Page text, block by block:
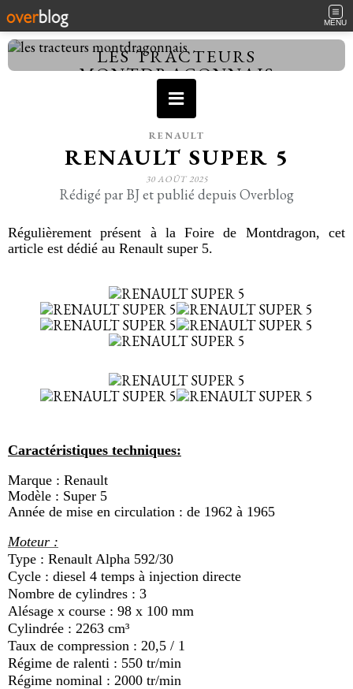
MENU
LES TRACTEURS
MONTDRAGONNAIS
RENAULT
RENAULT SUPER 5
30 AOÛT 2025
Rédigé par BJ et publié depuis Overblog
Régulièrement présent à la Foire de Montdragon, cet
article est dédié au Renault super 5.
Caractéristiques techniques:
Marque : Renault
Modèle : Super 5
Année de mise en circulation : de 1962 à 1965
Moteur :
Type : Renault Alpha 592/30
Cycle : diesel 4 temps à injection directe
Nombre de cylindres : 3
Alésage x course : 98 x 100 mm
Cylindrée : 2263 cm³
Taux de compression : 20,5 / 1
Régime de ralenti : 550 tr/min
Régime nominal : 2000 tr/min